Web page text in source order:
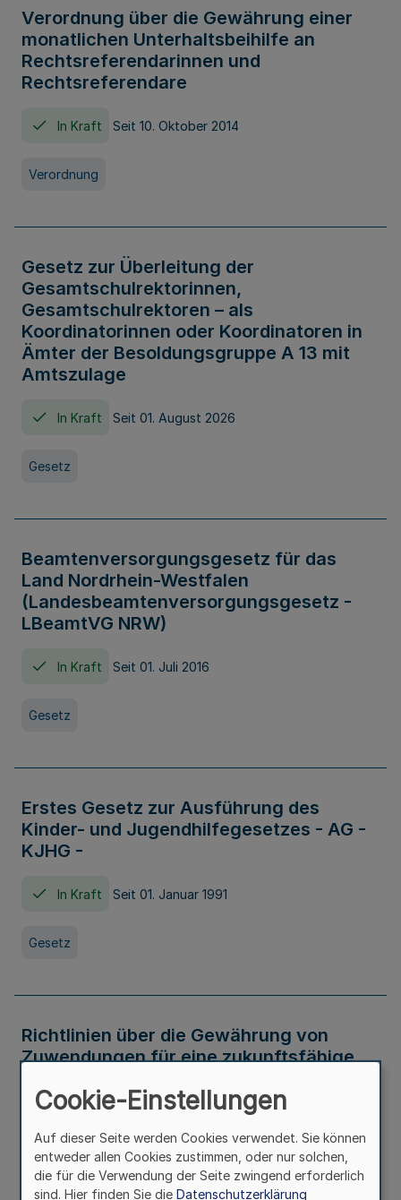
Verordnung über die Gewährung einer
monatlichen Unterhaltsbeihilfe an
Rechtsreferendarinnen und
Rechtsreferendare
In Kraft Seit 10. Oktober 2014
Verordnung
Gesetz zur Überleitung der
Gesamtschulrektorinnen,
Gesamtschulrektoren – als
Koordinatorinnen oder Koordinatoren in
Ämter der Besoldungsgruppe A 13 mit
Amtszulage
In Kraft Seit 01. August 2026
Gesetz
Beamtenversorgungsgesetz für das
Land Nordrhein-Westfalen
(Landesbeamtenversorgungsgesetz -
LBeamtVG NRW)
In Kraft Seit 01. Juli 2016
Gesetz
Erstes Gesetz zur Ausführung des
Kinder- und Jugendhilfegesetzes - AG -
KJHG -
In Kraft Seit 01. Januar 1991
Gesetz
Richtlinien über die Gewährung von
Zuwendungen für eine zukunftsfähige
Nordrhein-Westfalen
In Kraft
Verwaltungsvorschrift
Cookie-Einstellungen
Auf dieser Seite werden Cookies verwendet. Sie können
entweder allen Cookies zustimmen, oder nur solchen,
die für die Verwendung der Seite zwingend erforderlich
sind. Hier finden Sie die Datenschutzerklärung